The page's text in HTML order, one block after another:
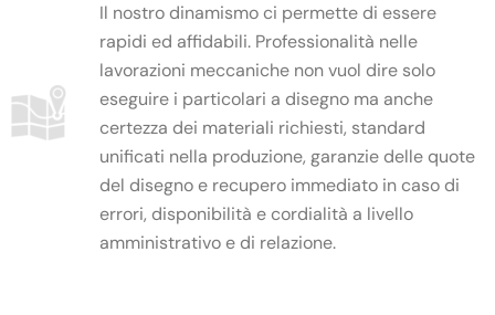
Il nostro dinamismo ci permette di essere
rapidi ed affidabili. Professionalità nelle
lavorazioni meccaniche non vuol dire solo
eseguire i particolari a disegno ma anche
certezza dei materiali richiesti, standard
unificati nella produzione, garanzie delle quote
del disegno e recupero immediato in caso di
errori, disponibilità e cordialità a livello
amministrativo e di relazione.